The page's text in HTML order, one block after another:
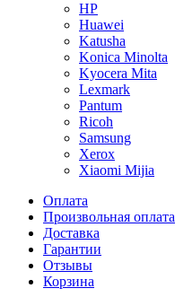
HP
Huawei
Katusha
Konica Minolta
Kyocera Mita
Lexmark
Pantum
Ricoh
Samsung
Xerox
Xiaomi Mijia
Оплата
Произвольная оплата
Доставка
Гарантии
Отзывы
Корзина